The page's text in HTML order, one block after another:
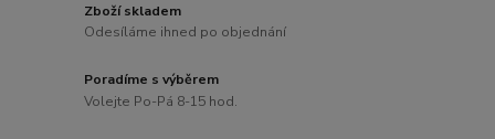
Zboží skladem
Odesíláme ihned po objednání
Poradíme s výběrem
Volejte Po-Pá 8-15 hod.